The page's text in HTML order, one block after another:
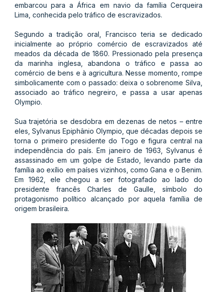
embarcou para a África em navio da família Cerqueira
Lima, conhecida pelo tráfico de escravizados.
Segundo a tradição oral, Francisco teria se dedicado
inicialmente ao próprio comércio de escravizados até
meados da década de 1860. Pressionado pela presença
da marinha inglesa, abandona o tráfico e passa ao
comércio de bens e à agricultura. Nesse momento, rompe
simbolicamente com o passado: deixa o sobrenome Silva,
associado ao tráfico negreiro, e passa a usar apenas
Olympio.
Sua trajetória se desdobra em dezenas de netos – entre
eles, Sylvanus Epiphânio Olympio, que décadas depois se
torna o primeiro presidente do Togo e figura central na
independência do país. Em janeiro de 1963, Sylvanus é
assassinado em um golpe de Estado, levando parte da
família ao exílio em países vizinhos, como Gana e o Benim.
Em 1962, ele chegou a ser fotografado ao lado do
presidente francês Charles de Gaulle, símbolo do
protagonismo político alcançado por aquela família de
origem brasileira.